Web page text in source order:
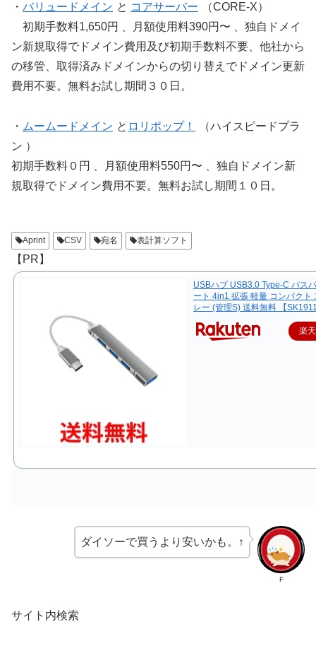
・ バリュードメイン と コアサーバー
（CORE-X）
初期手数料1,650円 、月額使用料390円〜 、独自ドメイ
ン新規取得でドメイン費用及び初期手数料不要、他社から
の移管、取得済みドメインからの切り替えでドメイン更新
費用不要。無料お試し期間３０日。
・ ムームードメイン と ロリポップ！
（ハイスピードプラ
ン ）
初期手数料０円 、月額使用料550円〜 、独自ドメイン新
規取得でドメイン費用不要。無料お試し期間１０日。
Aprint CSV 宛名 表計算ソフト
【PR】
USBハブ USB3.0 Type-C バス
ート 4in1 拡張 軽量 コンパクト
レー (管理S) 送料無料 【
楽
F
ダイソーで買うより安いかも。↑
サイト内検索